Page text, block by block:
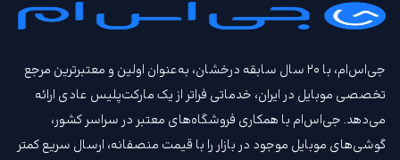
جی‌اس‌ام، با ۲۰ سال سابقه درخشان، به‌عنوان اولین و معتبرترین مرجع
تخصصی موبایل در ایران، خدماتی فراتر از یک مارکت‌پلیس عادی ارائه
می‌دهد. جی‌اس‌ام با همکاری فروشگاه‌های معتبر در سراسر کشور،
گوشی‌های موبایل موجود در بازار را با قیمت‌ منصفانه، ارسال سریع کمتر